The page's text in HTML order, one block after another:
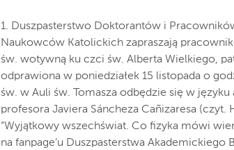
1. Duszpasterstwo Doktorantów i
Naukowców Katolickich zapraszają
św. wotywną ku czci św. Alberta Wielkiego,
odprawiona w poniedziałek 15 listopada o
św. w Auli św. Tomasza odbędzie się w
profesora Javiera Sáncheza Cañizaresa (czyt.
“Wyjątkowy wszechświat. Co fizyka mówi
na fanpage’u Duszpasterstwa Akademickiego